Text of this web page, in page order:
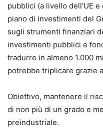
pubblici (a livello dell’UE
piano di investimenti del
sugli strumenti finanziari
investimenti pubblici e
tradurre in almeno 1.000
potrebbe triplicare grazie
Obiettivo, mantenere il
di non più di un grado e
preindustriale.